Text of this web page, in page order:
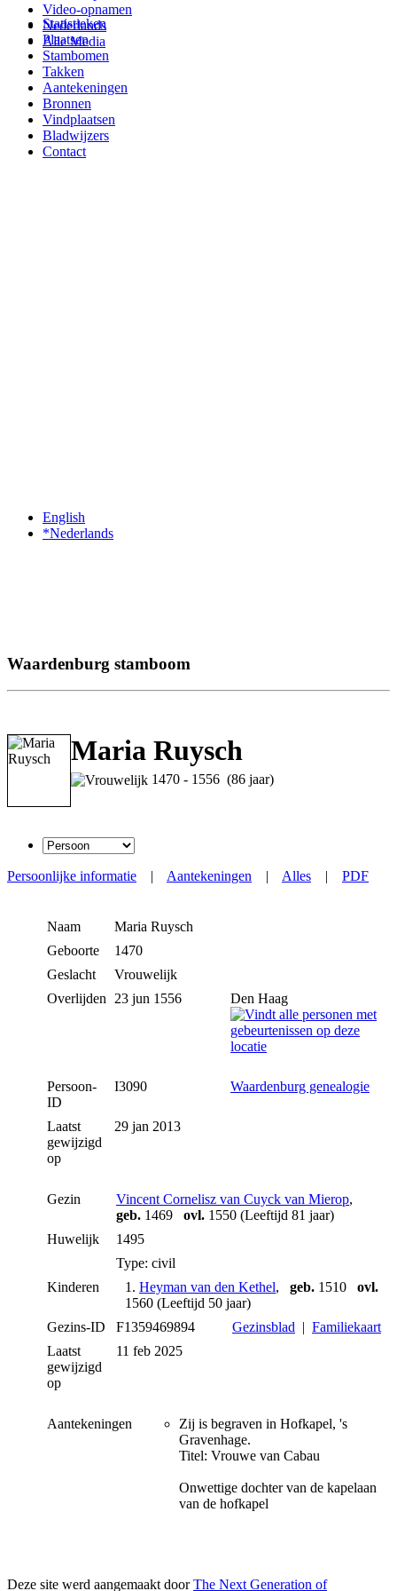
Video-opnamen
Nederlands
Alle Media
Statistieken
Plaatsen
Stambomen
Takken
Aantekeningen
Bronnen
Vindplaatsen
Bladwijzers
Contact
English
*Nederlands
Waardenburg stamboom
Maria Ruysch
1470 - 1556 (86 jaar)
Persoonlijke informatie | Aantekeningen | Alles | PDF
Naam Maria Ruysch
Geboorte
1470
Geslacht
Vrouwelijk
Overlijden
23 jun 1556 Den Haag
Persoon-
ID
I3090 Waardenburg genealogie
Laatst
gewijzigd
op
29 jan 2013
Gezin Vincent Cornelisz van Cuyck van Mierop,
geb. 1469 ovl. 1550 (Leeftijd 81 jaar)
Huwelijk
1495
Type: civil
Kinderen
1. Heyman van den Kethel, geb. 1510 ovl.
1560 (Leeftijd 50 jaar)
Gezins-ID
F1359469894 Gezinsblad | Familiekaart
Laatst
gewijzigd
op
11 feb 2025
Aantekeningen
Zij is begraven in Hofkapel, 's
Gravenhage.
Titel: Vrouwe van Cabau
Onwettige dochter van de kapelaan
van de hofkapel
Deze site werd aangemaakt doorThe Next Generation of